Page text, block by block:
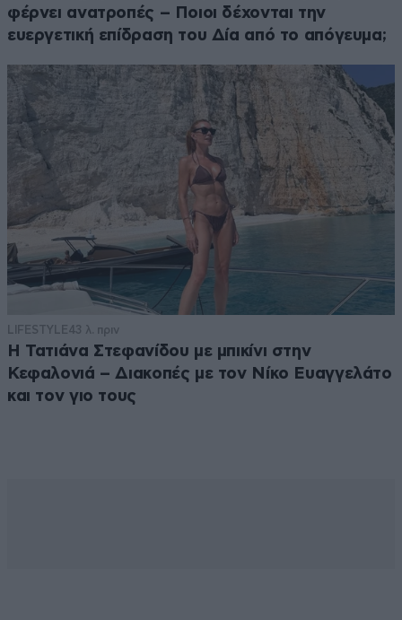
φέρνει ανατροπές – Ποιοι δέχονται την
ευεργετική επίδραση του Δία από το απόγευμα;
LIFESTYLE43 λ. πριν
Η Τατιάνα Στεφανίδου με μπικίνι στην
Κεφαλονιά – Διακοπές με τον Νίκο Ευαγγελάτο
και τον γιο τους